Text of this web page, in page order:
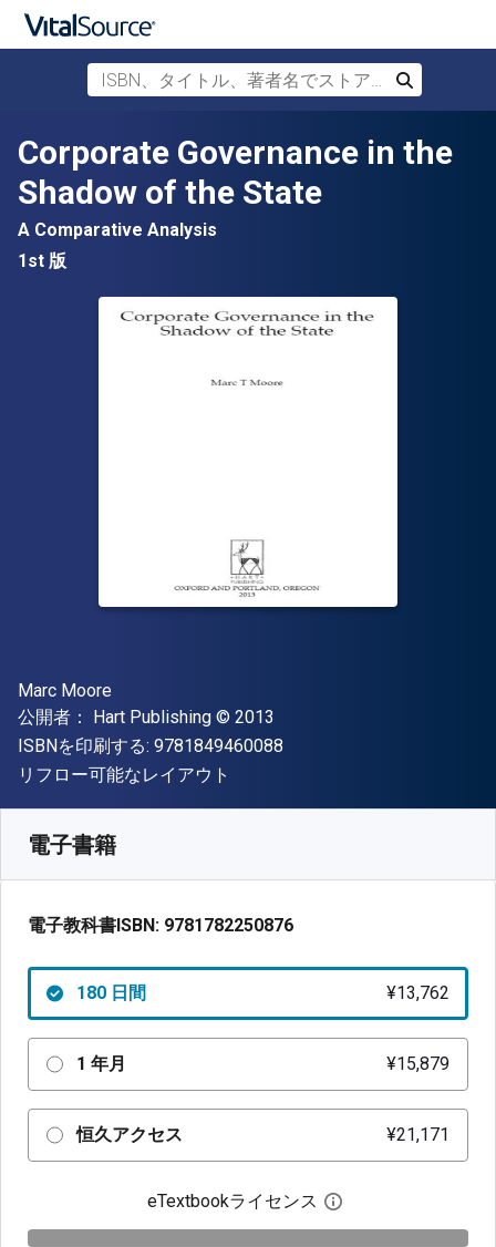
ISBN、タイトル、著者名でストアを検索
検索
Corporate Governance in the
Shadow of the State
A Comparative Analysis
1st 版
著者
Marc Moore
出版社
公開者： Hart Publishing 著作権
© 2013
ISBNを印刷する: 9781849460088
形式
リフロー可能なレイアウト
電子書籍
電子教科書ISBN: 9781782250876
180 日間 ¥13,762
1 年月 ¥15,879
恒久アクセス ¥21,171
eTextbookライセンス デジタルライセン